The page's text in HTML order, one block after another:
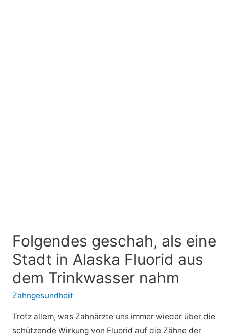
Folgendes geschah, als eine
Stadt in Alaska Fluorid aus
dem Trinkwasser nahm
Zahngesundheit
Trotz allem, was Zahnärzte uns immer wieder über die
schützende Wirkung von Fluorid auf die Zähne der